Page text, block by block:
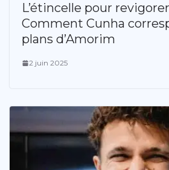
L’étincelle pour
Comment Cunha
plans d’Amorim
2 juin 2025